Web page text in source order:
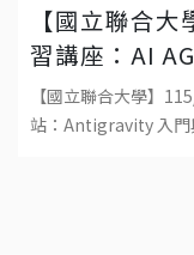
【國立聯合
習講座：AI
【國立聯合大學】
站：Antigravity 入門